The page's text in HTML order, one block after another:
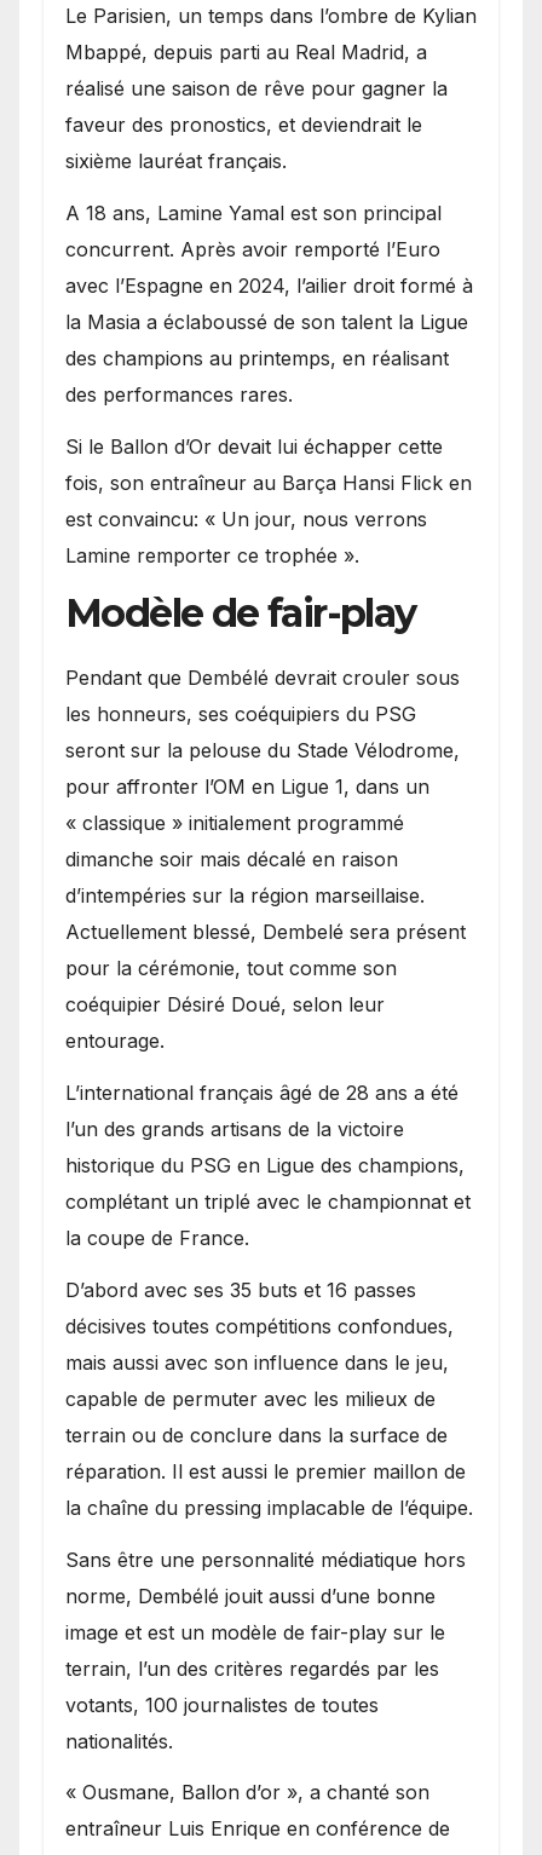
Le Parisien, un temps dans l’ombre de Kylian
Mbappé, depuis parti au Real Madrid, a
réalisé une saison de rêve pour gagner la
faveur des pronostics, et deviendrait le
sixième lauréat français.
A 18 ans, Lamine Yamal est son principal
concurrent. Après avoir remporté l’Euro
avec l’Espagne en 2024, l’ailier droit formé à
la Masia a éclaboussé de son talent la Ligue
des champions au printemps, en réalisant
des performances rares.
Si le Ballon d’Or devait lui échapper cette
fois, son entraîneur au Barça Hansi Flick en
est convaincu: « Un jour, nous verrons
Lamine remporter ce trophée ».
Modèle de fair-play
Pendant que Dembélé devrait crouler sous
les honneurs, ses coéquipiers du PSG
seront sur la pelouse du Stade Vélodrome,
pour affronter l’OM en Ligue 1, dans un
« classique » initialement programmé
dimanche soir mais décalé en raison
d’intempéries sur la région marseillaise.
Actuellement blessé, Dembelé sera présent
pour la cérémonie, tout comme son
coéquipier Désiré Doué, selon leur
entourage.
L’international français âgé de 28 ans a été
l’un des grands artisans de la victoire
historique du PSG en Ligue des champions,
complétant un triplé avec le championnat et
la coupe de France.
D’abord avec ses 35 buts et 16 passes
décisives toutes compétitions confondues,
mais aussi avec son influence dans le jeu,
capable de permuter avec les milieux de
terrain ou de conclure dans la surface de
réparation. Il est aussi le premier maillon de
la chaîne du pressing implacable de l’équipe.
Sans être une personnalité médiatique hors
norme, Dembélé jouit aussi d’une bonne
image et est un modèle de fair-play sur le
terrain, l’un des critères regardés par les
votants, 100 journalistes de toutes
nationalités.
« Ousmane, Ballon d’or », a chanté son
entraîneur Luis Enrique en conférence de